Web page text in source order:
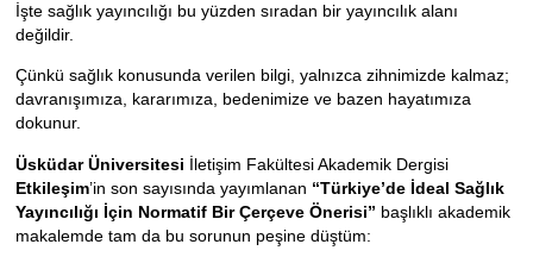
İşte sağlık yayıncılığı bu yüzden sıradan bir yayıncılık alanı
değildir.
Çünkü sağlık konusunda verilen bilgi, yalnızca zihnimizde kalmaz;
davranışımıza, kararımıza, bedenimize ve bazen hayatımıza
dokunur.
Üsküdar Üniversitesi İletişim Fakültesi Akademik Dergisi
Etkileşim’in son sayısında yayımlanan “Türkiye’de İdeal Sağlık
Yayıncılığı İçin Normatif Bir Çerçeve Önerisi” başlıklı akademik
makalemde tam da bu sorunun peşine düştüm: